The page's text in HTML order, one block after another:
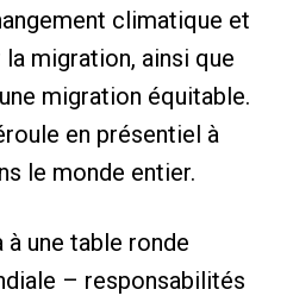
climatique et
migration, ainsi que
migration équitable.
en présentiel à
le monde entier.
à une table ronde
– responsabilités